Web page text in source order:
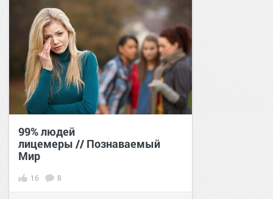
99% людей
лицемеры // Познаваемый
Мир
16 8